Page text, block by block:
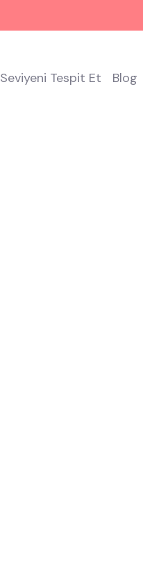
Seviyeni Tespit Et Blog